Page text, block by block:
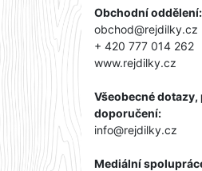
Obchodní oddělení:
obchod@rejdilky.cz
+ 420 777 014 262
www.rejdilky.cz
Všeobecné
doporučení:
info@rejdilky.cz
Mediální